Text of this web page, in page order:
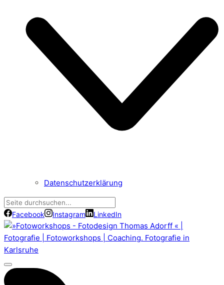
Datenschutzerklärung
Facebook Instagram LinkedIn